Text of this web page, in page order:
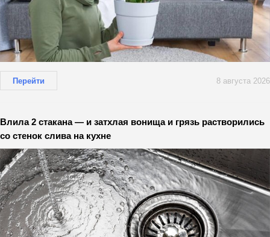
Перейти 8 августа 2026
Влила 2 стакана — и затхлая вонища и грязь растворились
со стенок слива на кухне